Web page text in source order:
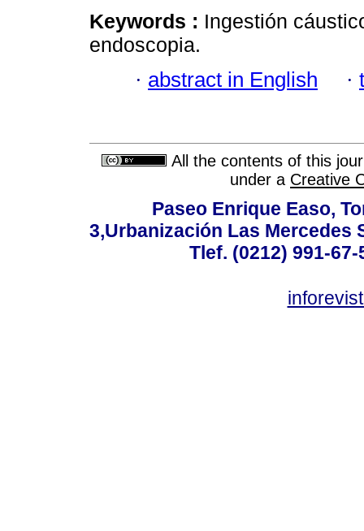
Keywords : Ingestión
endoscopia.
· abstract in English ·
All the contents of this
under a Creative
Paseo Enrique Easo,
3,Urbanización Las Mercedes
Tlef. (0212) 991-